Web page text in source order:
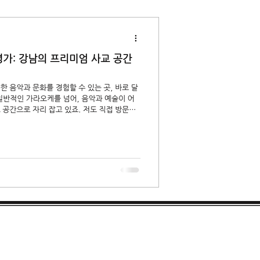
가: 강남의 프리미엄 사교 공간
음악과 문화를 경험할 수 있는 곳, 바로 달
반적인 가라오케를 넘어, 음악과 예술이 어
간으로 자리 잡고 있죠. 저도 직접 방문해
향 시설 은 최신 장비로 구
마다 마치 콘서트장에 온 듯한 생생함을 느
선곡 시스템 도 직관적이